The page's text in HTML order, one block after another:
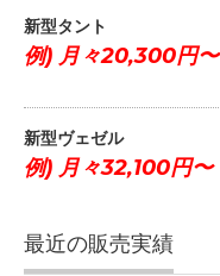
新型タント
例) 月々20,300円〜
新型ヴェゼル
例) 月々32,100円〜
最近の販売実績